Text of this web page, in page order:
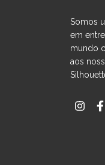
Somos
em
mundo
aos